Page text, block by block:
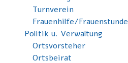
Turnverein
Frauenhilfe/Frauenstunde
Politik u. Verwaltung
Ortsvorsteher
Ortsbeirat